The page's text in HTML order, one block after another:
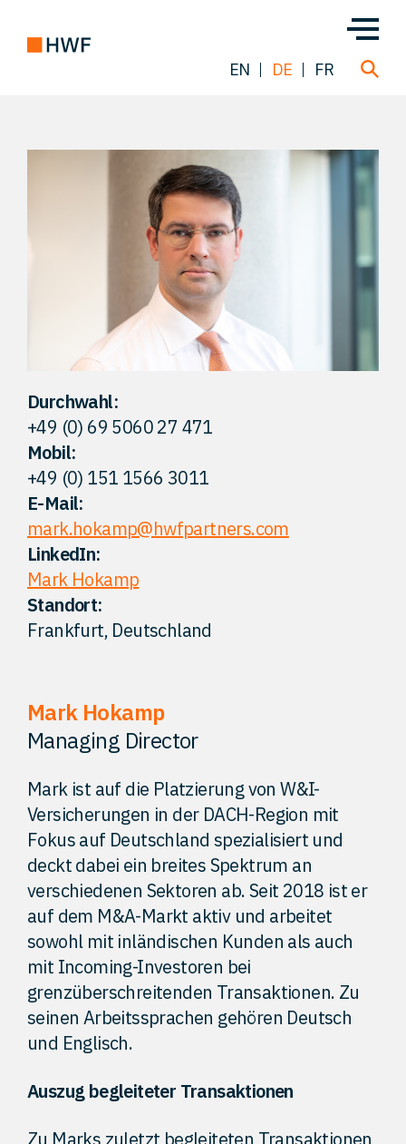
Über uns
Team
Lösungen
Einblicke
Kontakt
EN DE FR
Durchwahl:
+49 (0) 69 5060 27 471
Mobil:
+49 (0) 151 1566 3011
E-Mail:
mark.hokamp@hwfpartners.com
LinkedIn:
Mark Hokamp
Standort:
Frankfurt, Deutschland
Mark Hokamp
Managing Director
Mark ist auf die Platzierung von W&I-
Versicherungen in der DACH-Region mit
Fokus auf Deutschland spezialisiert und
deckt dabei ein breites Spektrum an
verschiedenen Sektoren ab. Seit 2018 ist er
auf dem M&A-Markt aktiv und arbeitet
sowohl mit inländischen Kunden als auch
mit Incoming-Investoren bei
grenzüberschreitenden Transaktionen. Zu
seinen Arbeitssprachen gehören Deutsch
und Englisch.
Auszug begleiteter Transaktionen